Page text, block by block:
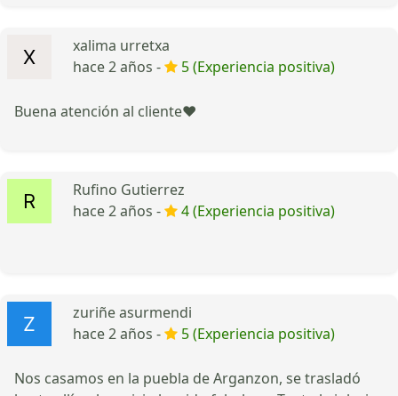
xalima urretxa
hace 2 años -
5 (Experiencia positiva)
Buena atención al cliente❤️
Rufino Gutierrez
hace 2 años -
4 (Experiencia positiva)
zuriñe asurmendi
hace 2 años -
5 (Experiencia positiva)
Nos casamos en la puebla de Arganzon, se trasladó